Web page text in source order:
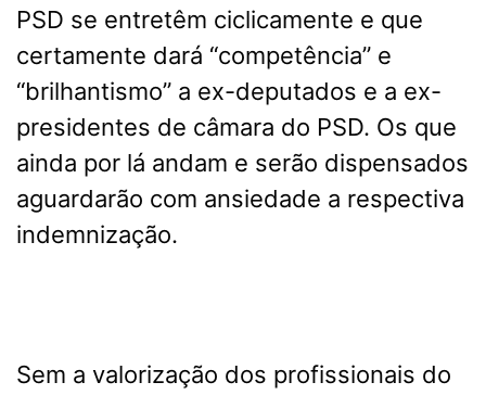
PSD se entretêm ciclicamente e que
certamente dará “competência” e
“brilhantismo” a ex-deputados e a ex-
presidentes de câmara do PSD. Os que
ainda por lá andam e serão dispensados
aguardarão com ansiedade a respectiva
indemnização.
Sem a valorização dos profissionais do